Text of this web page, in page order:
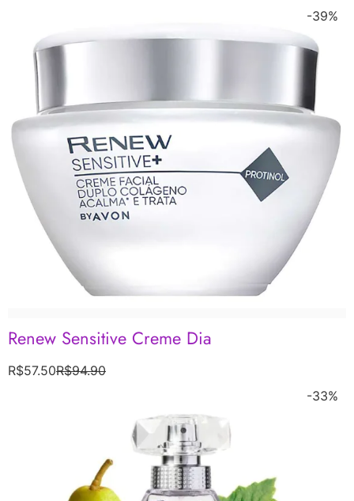
-39%
Renew Sensitive Creme Dia
R$94.90
R$57.50
-33%